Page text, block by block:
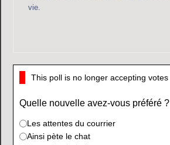
vie.
This poll is no longer accepting votes
Quelle nouvelle avez-vous préféré ?
Les attentes du courrier
Ainsi pète le chat